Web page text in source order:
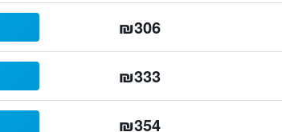
₪306
₪333
₪354